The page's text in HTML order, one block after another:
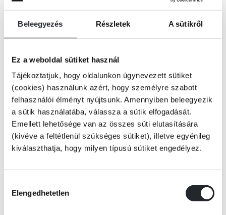
Beleegyezés Részletek A sütikről
Ez a weboldal sütiket használ
Tájékoztatjuk, hogy oldalunkon úgynevezett sütiket
(cookies) használunk azért, hogy személyre szabott
felhasználói élményt nyújtsunk. Amennyiben beleegyezik
a sütik használatába, válassza a sütik elfogadását.
Emellett lehetősége van az összes süti elutasítására
(kivéve a feltétlenül szükséges sütiket), illetve egyénileg
kiválaszthatja, hogy milyen típusú sütiket engedélyez.
kiválasztása
Elengedhetetlen
ÉRTESÍTÉST KÉREK